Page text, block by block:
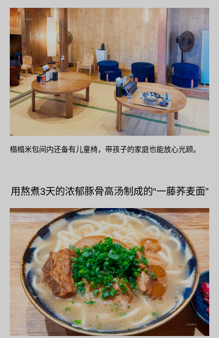
榻榻米包间内还备有儿童椅，带孩子的家庭也能放心光顾。
用熬煮3天的浓郁豚骨高汤制成的“一藤荞麦面”